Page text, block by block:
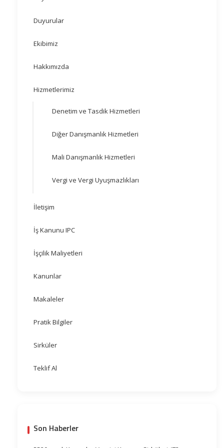
Duyurular
Ekibimiz
Hakkımızda
Hizmetlerimiz
Denetim ve Tasdik Hizmetleri
Diğer Danışmanlık Hizmetleri
Mali Danışmanlık Hizmetleri
Vergi ve Vergi Uyuşmazlıkları
İletişim
İş Kanunu IPC
İşçilik Maliyetleri
Kanunlar
Makaleler
Pratik Bilgiler
Sirküler
Teklif Al
Son Haberler